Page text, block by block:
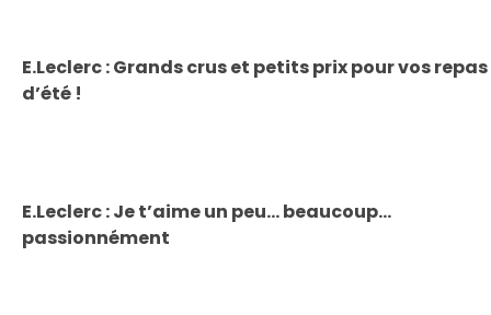
E.Leclerc : Grands crus et petits prix pour vos repas
d’été !
E.Leclerc : Je t’aime un peu... beaucoup...
passionnément